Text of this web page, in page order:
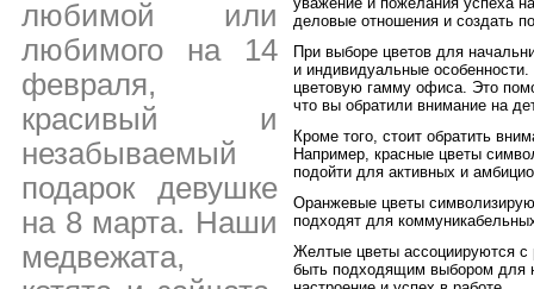
любимой или
любимого на 14
февраля,
красивый и
незабываемый
подарок девушке
на 8 марта. Наши
медвежата,
деловые отношения и создать
При выборе цветов для
и индивидуальные
цветовую гамму офиса. Это
что вы обратили внимание на
Кроме того, стоит обратить
Например, красные цветы
подойти для активных и
Оранжевые цветы
подходят для
Желтые цветы ассоциируются
быть подходящим выбором для